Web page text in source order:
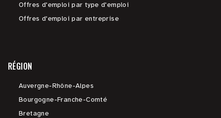
Offres d'emploi par type d'emploi
Offres d'emploi par entreprise
RÉGION
Auvergne-Rhône-Alpes
Bourgogne-Franche-Comté
Bretagne